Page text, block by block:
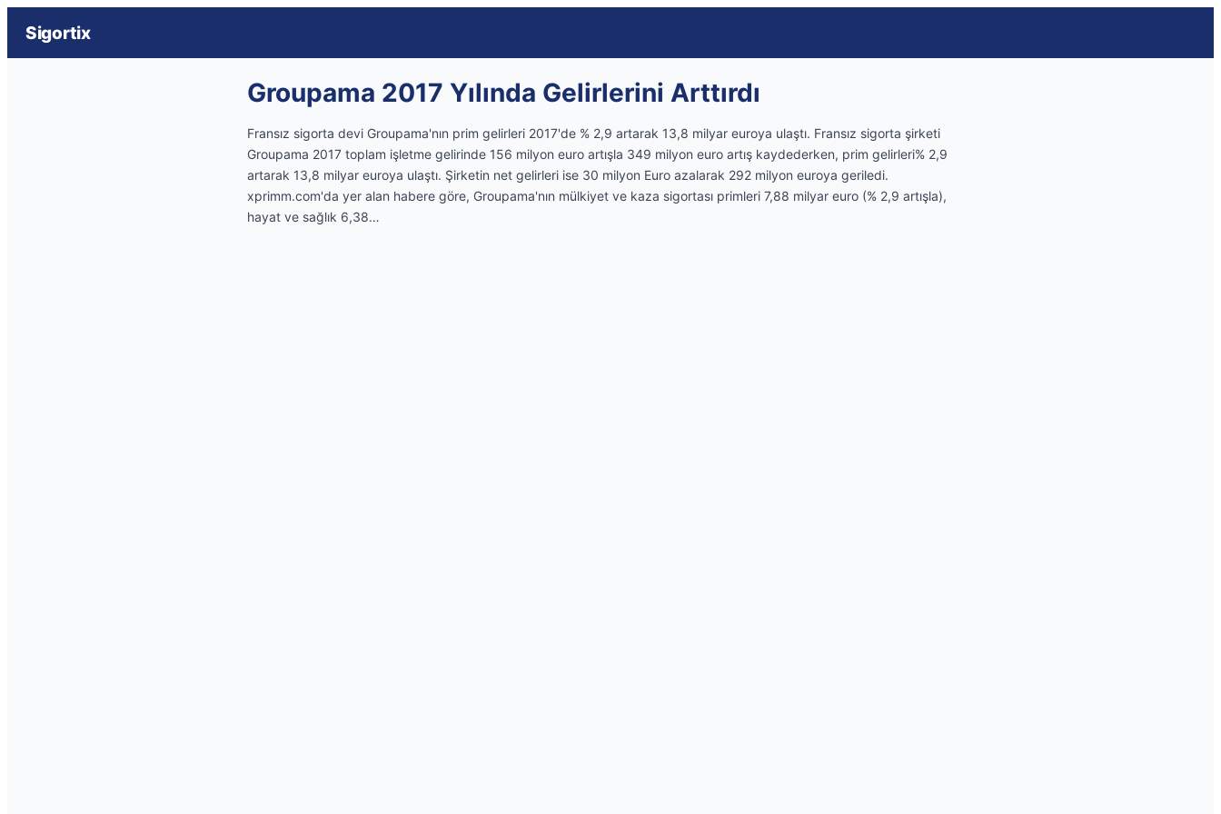
Sigortix
Groupama 2017 Yılında Gelirlerini Arttırdı
Fransız sigorta devi Groupama'nın prim gelirleri 2017'de % 2,9 artarak 13,8 milyar euroya ulaştı. Fransız sigorta şirketi
Groupama 2017 toplam işletme gelirinde 156 milyon euro artışla 349 milyon euro artış kaydederken, prim gelirleri% 2,9
artarak 13,8 milyar euroya ulaştı. Şirketin net gelirleri ise 30 milyon Euro azalarak 292 milyon euroya geriledi.
xprimm.com'da yer alan habere göre, Groupama'nın mülkiyet ve kaza sigortası primleri 7,88 milyar euro (% 2,9 artışla),
hayat ve sağlık 6,38…